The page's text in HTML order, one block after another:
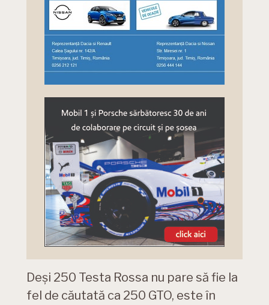
Deși 250 Testa Rossa nu pare să fie la
fel de căutată ca 250 GTO, este în